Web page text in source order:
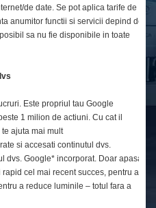
de date. Se pot aplica tarife de
anumitor functii si servicii depind de
sa nu fie disponibile in toate
Este propriul tau Google
1 milion de actiuni. Cu cat il
ajuta mai mult
si accesati continutul dvs.
dvs. Google* incorporat. Doar apasati
cel mai recent succes, pentru a
a reduce luminile – totul fara a